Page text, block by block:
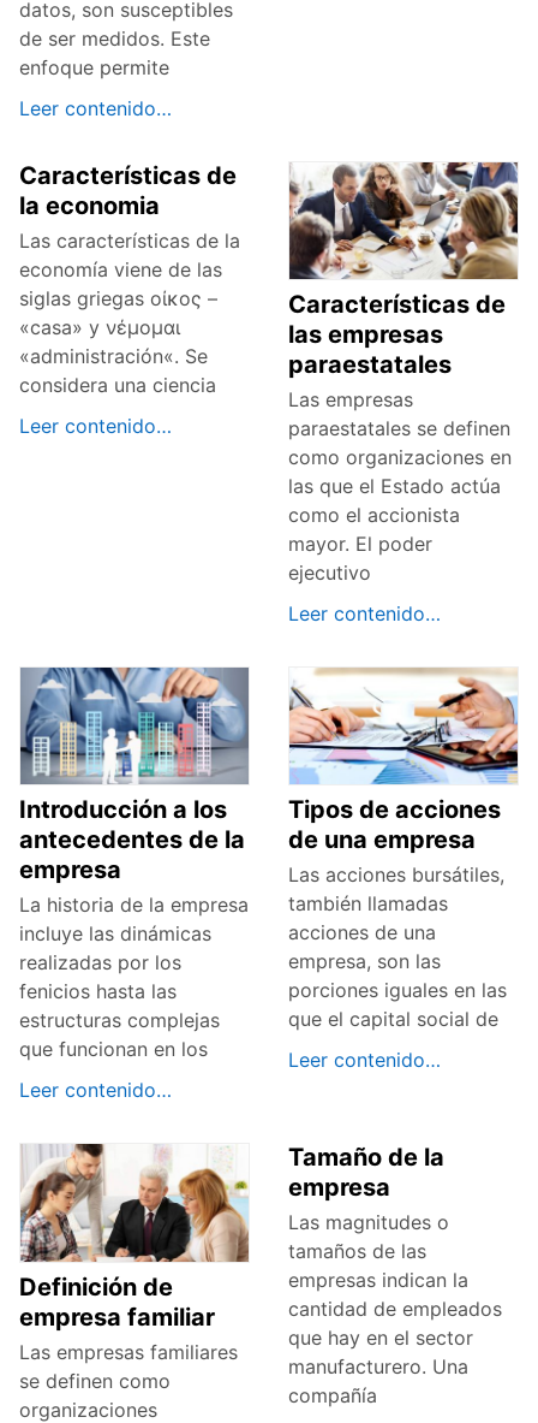
datos, son susceptibles
de ser medidos. Este
enfoque permite
Leer contenido…
Características de
la economia
Las características de la
economía viene de las
siglas griegas οίκος –
«casa» y νέμoμαι
«administración«. Se
considera una ciencia
Leer contenido…
Características de
las empresas
paraestatales
Las empresas
paraestatales se definen
como organizaciones en
las que el Estado actúa
como el accionista
mayor. El poder
ejecutivo
Leer contenido…
Introducción a los
antecedentes de la
empresa
La historia de la empresa
incluye las dinámicas
realizadas por los
fenicios hasta las
estructuras complejas
que funcionan en los
Leer contenido…
Tipos de acciones
de una empresa
Las acciones bursátiles,
también llamadas
acciones de una
empresa, son las
porciones iguales en las
que el capital social de
Leer contenido…
Definición de
empresa familiar
Las empresas familiares
se definen como
organizaciones
Tamaño de la
empresa
Las magnitudes o
tamaños de las
empresas indican la
cantidad de empleados
que hay en el sector
manufacturero. Una
compañía